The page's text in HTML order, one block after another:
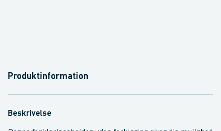
Produktinformation
Beskrivelse